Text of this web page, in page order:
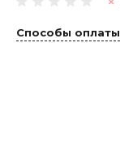
Способы оплаты